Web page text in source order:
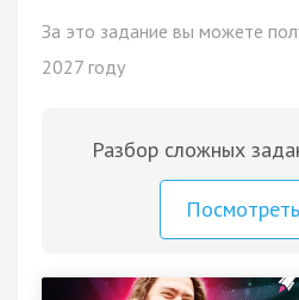
За это задание вы можете
2027 году
Разбор сложных
Посмотреть